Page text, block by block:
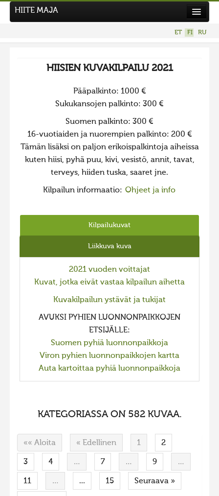
UUSI KUVAKILPAILU
Hiisien kuvakilpailu 2025
2025 kuvakilpailu lisä
Liikuvad kuvad 2025
Hiisien kuvakilpailu 2024
2024 kuvakilpailu lisä
Liikkuvat kuvat 2024
2023 kuvakilpailu lisä
Liikkuvat kuvat 2023
Hiite kuvavõistlus 2022 lisa
Liikkuvat kuvat 2022
Hiite kuvavõistlus 2021
Liikkuvat kuvat 2021
Liikkuvat kuvat 2020
Hiite kuvavõistlus 2019
Hiite kuvavõistlus 2017
Hiite kuvavõistlus 2016
Hiite kuvavõistlus 2015
Hiite kuvavõistlus 2014
HIITE MAJA
ET FI RU
HIISIEN KUVAKILPAILU 2021
Pääpalkinto: 1000 €
Sukukansojen palkinto: 300 €
Suomen palkinto: 300 €
16-vuotiaiden ja nuorempien palkinto: 200 €
Tämän lisäksi on paljon erikoispalkintoja aiheissa
kuten hiisi, pyhä puu, kivi, vesistö, annit, tavat,
terveys, hiiden tuska, saaret jne.
Kilpailun informaatio: Ohjeet ja info
Kilpailukuvat
Liikkuva kuva
2021 vuoden voittajat
Kuvat, jotka eivät vastaa kilpailun aihetta
Kuvakilpailun ystävät ja tukijat
AVUKSI PYHIEN LUONNONPAIKKOJEN
ETSIJÄLLE:
Suomen pyhiä luonnonpaikkoja
Viron pyhien luonnonpaikkojen kartta
Auta kartoittaa pyhiä luonnonpaikkoja
KATEGORIASSA ON 582 KUVAA.
«« Aloita « Edellinen 1 2
3 4 … 7 … 9 …
11 … ... 15 Seuraava »